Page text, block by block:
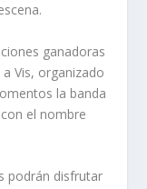
ganadoras
Vis, organizado
la banda
el nombre
podrán disfrutar